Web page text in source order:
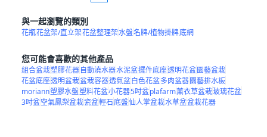
與一起瀏覽的類別
花瓶花盆架/直立架花盆整理架水盤名牌/植物掛牌底網
您可能會喜歡的其他產品
組合盆栽塑膠花器自動澆水器水泥盆擺件底座透明花盆園藝盆栽
花盆底座透明盆栽盆栽容器透氣盆白色花盆多肉盆器園藝排水板
moriann塑膠水盤塑料花盆小花器5吋盆plafarm薰衣草盆栽玻璃花盆
3吋盆空氣鳳梨盆栽瓷盆輕石底盤仙人掌盆栽水草盆盆栽花器